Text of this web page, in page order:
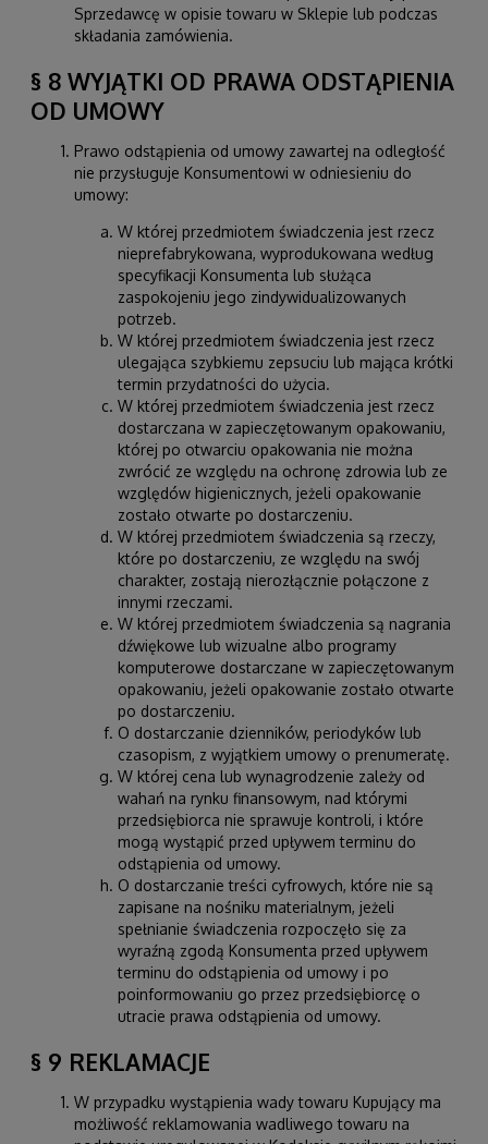
Sprzedawcę w opisie towaru w Sklepie lub podczas
składania zamówienia.
§ 8 WYJĄTKI OD PRAWA ODSTĄPIENIA
OD UMOWY
Prawo odstąpienia od umowy zawartej na odległość
nie przysługuje Konsumentowi w odniesieniu do
umowy:
W której przedmiotem świadczenia jest rzecz
nieprefabrykowana, wyprodukowana według
specyfikacji Konsumenta lub służąca
zaspokojeniu jego zindywidualizowanych
potrzeb.
W której przedmiotem świadczenia jest rzecz
ulegająca szybkiemu zepsuciu lub mająca krótki
termin przydatności do użycia.
W której przedmiotem świadczenia jest rzecz
dostarczana w zapieczętowanym opakowaniu,
której po otwarciu opakowania nie można
zwrócić ze względu na ochronę zdrowia lub ze
względów higienicznych, jeżeli opakowanie
zostało otwarte po dostarczeniu.
W której przedmiotem świadczenia są rzeczy,
które po dostarczeniu, ze względu na swój
charakter, zostają nierozłącznie połączone z
innymi rzeczami.
W której przedmiotem świadczenia są nagrania
dźwiękowe lub wizualne albo programy
komputerowe dostarczane w zapieczętowanym
opakowaniu, jeżeli opakowanie zostało otwarte
po dostarczeniu.
O dostarczanie dzienników, periodyków lub
czasopism, z wyjątkiem umowy o prenumeratę.
W której cena lub wynagrodzenie zależy od
wahań na rynku finansowym, nad którymi
przedsiębiorca nie sprawuje kontroli, i które
mogą wystąpić przed upływem terminu do
odstąpienia od umowy.
O dostarczanie treści cyfrowych, które nie są
zapisane na nośniku materialnym, jeżeli
spełnianie świadczenia rozpoczęło się za
wyraźną zgodą Konsumenta przed upływem
terminu do odstąpienia od umowy i po
poinformowaniu go przez przedsiębiorcę o
utracie prawa odstąpienia od umowy.
§ 9 REKLAMACJE
W przypadku wystąpienia wady towaru Kupujący ma
możliwość reklamowania wadliwego towaru na